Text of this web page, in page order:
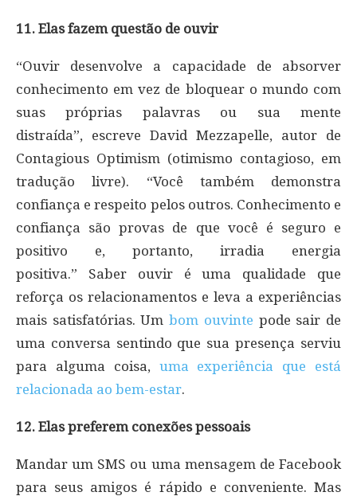
11. Elas fazem questão de ouvir
“Ouvir desenvolve a capacidade de absorver
conhecimento em vez de bloquear o mundo com
suas próprias palavras ou sua mente
distraída”, escreve David Mezzapelle, autor de
Contagious Optimism (otimismo contagioso, em
tradução livre). “Você também demonstra
confiança e respeito pelos outros. Conhecimento e
confiança são provas de que você é seguro e
positivo e, portanto, irradia energia
positiva.” Saber ouvir é uma qualidade que
reforça os relacionamentos e leva a experiências
mais satisfatórias. Umbom ouvinte pode sair de
uma conversa sentindo que sua presença serviu
para alguma coisa, uma experiência que está
relacionada ao bem-estar.
12. Elas preferem conexões pessoais
Mandar um SMS ou uma mensagem de Facebook
para seus amigos é rápido e conveniente. Mas